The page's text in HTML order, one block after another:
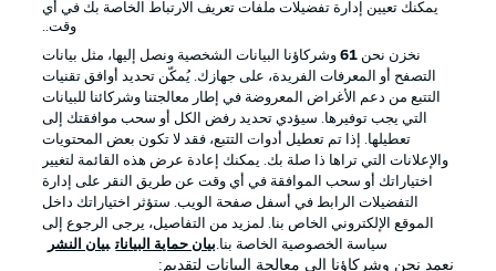
الإعلانات الإخطارات القانونية
شروط الاستخدام الوظائف
جهة النشر تواصل معنا
اللاعبون
يمكنك تعيين إدارة تفضيلات ملفات تعريف الارتباط الخاصة بك في أي
وقت..
نخزن نحن 61وشركاؤنا البيانات الشخصية ونصل إليها، مثل بيانات
التصفح أو المعرفات الفريدة، على جهازك. يُمكّن تحديد أوافق تقنيات
التتبع من دعم الأغراض المعروضة في إطار معالجتنا وشركائنا للبيانات
التي يجب توفيرها. سيؤدي تحديد رفض الكل أو سحب موافقتك إلى
تعطيلها. إذا تم تعطيل أدوات التتبع، فقد لا تكون بعض المحتويات
والإعلانات التي تراها ذا صلة بك. يمكنك إعادة عرض هذه القائمة لتغيير
اختياراتك أو سحب الموافقة في أي وقت عن طريق النقر على إدارة
التفضيلات الرابط في أسفل صفحة الويب. ستؤثر اختياراتك داخل
الموقع الإلكتروني الخاص بنا. لمزيد من التفاصيل، يرجى الرجوع إلى
سياسة الخصوصية الخاصة بنا.بيان حماية البيانات بيان النشر
نعمد نحن وشركاؤنا إلى معالجة البيانات لتقديم: